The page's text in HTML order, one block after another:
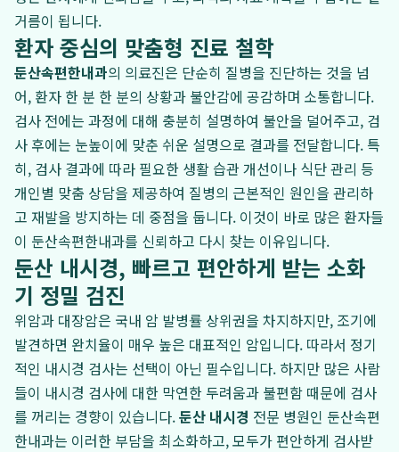
거름이 됩니다.
환자 중심의 맞춤형 진료 철학
둔산속편한내과의 의료진은 단순히 질병을 진단하는 것을 넘
어, 환자 한 분 한 분의 상황과 불안감에 공감하며 소통합니다.
검사 전에는 과정에 대해 충분히 설명하여 불안을 덜어주고, 검
사 후에는 눈높이에 맞춘 쉬운 설명으로 결과를 전달합니다. 특
히, 검사 결과에 따라 필요한 생활 습관 개선이나 식단 관리 등
개인별 맞춤 상담을 제공하여 질병의 근본적인 원인을 관리하
고 재발을 방지하는 데 중점을 둡니다. 이것이 바로 많은 환자들
이 둔산속편한내과를 신뢰하고 다시 찾는 이유입니다.
둔산 내시경, 빠르고 편안하게 받는 소화
기 정밀 검진
위암과 대장암은 국내 암 발병률 상위권을 차지하지만, 조기에
발견하면 완치율이 매우 높은 대표적인 암입니다. 따라서 정기
적인 내시경 검사는 선택이 아닌 필수입니다. 하지만 많은 사람
들이 내시경 검사에 대한 막연한 두려움과 불편함 때문에 검사
를 꺼리는 경향이 있습니다.둔산 내시경 전문 병원인 둔산속편
한내과는 이러한 부담을 최소화하고, 모두가 편안하게 검사받